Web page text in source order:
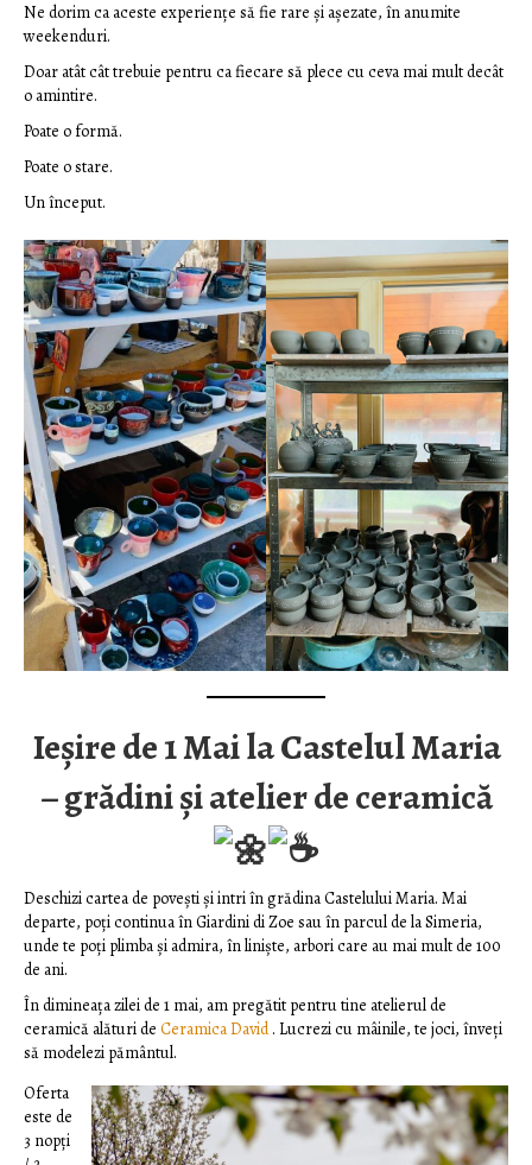
Ne dorim ca aceste experiențe să fie rare și așezate, în anumite
weekenduri.
Doar atât cât trebuie pentru ca fiecare să plece cu ceva mai mult decât
o amintire.
Poate o formă.
Poate o stare.
Un început.
Ieșire de 1 Mai la Castelul Maria
– grădini și atelier de ceramică
Deschizi cartea de povești și intri în grădina Castelului Maria. Mai
departe, poți continua în Giardini di Zoe sau în parcul de la Simeria,
unde te poți plimba și admira, în liniște, arbori care au mai mult de 100
de ani.
În dimineața zilei de 1 mai, am pregătit pentru tine atelierul de
ceramică alături de Ceramica David. Lucrezi cu mâinile, te joci, înveți
să modelezi pământul.
Oferta
este de
3 nopți